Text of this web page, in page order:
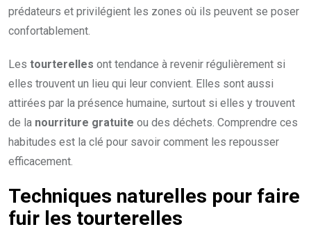
prédateurs et privilégient les zones où ils peuvent se poser
confortablement.
Les tourterelles ont tendance à revenir régulièrement si
elles trouvent un lieu qui leur convient. Elles sont aussi
attirées par la présence humaine, surtout si elles y trouvent
de la nourriture gratuite ou des déchets. Comprendre ces
habitudes est la clé pour savoir comment les repousser
efficacement.
Techniques naturelles pour faire
fuir les tourterelles